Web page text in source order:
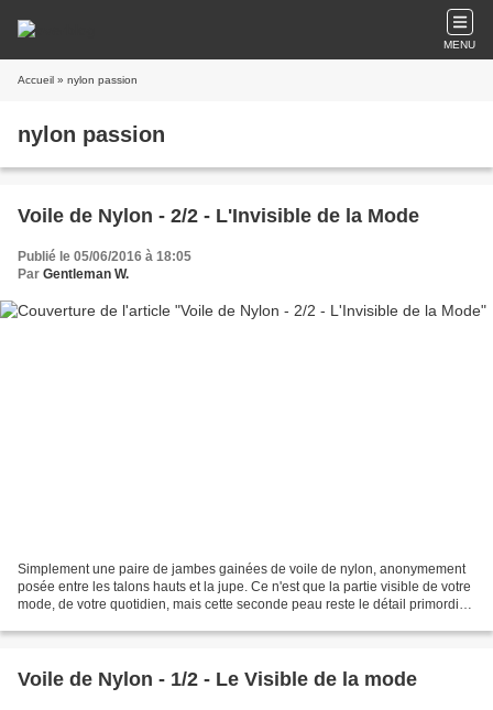
MENU
Accueil » nylon passion
nylon passion
Voile de Nylon - 2/2 - L'Invisible de la Mode
Publié le 05/06/2016 à 18:05
Par Gentleman W.
Simplement une paire de jambes gainées de voile de nylon, anonymement
posée entre les talons hauts et la jupe. Ce n'est que la partie visible de votre
mode, de votre quotidien, mais cette seconde peau reste le détail primordial
Voile de Nylon - 1/2 - Le Visible de la mode